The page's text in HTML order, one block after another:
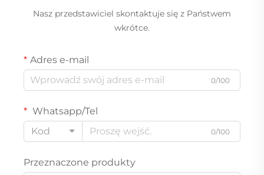
Nasz przedstawiciel skontaktuje się z Państwem
wkrótce.
Adres e-mail
0/100
Whatsapp/Tel
Kod
0/100
Przeznaczone produkty